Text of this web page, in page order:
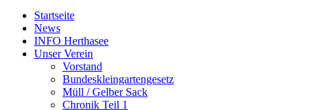
Startseite
News
INFO Herthasee
Unser Verein
Vorstand
Bundeskleingartengesetz
Müll / Gelber Sack
Chronik Teil 1